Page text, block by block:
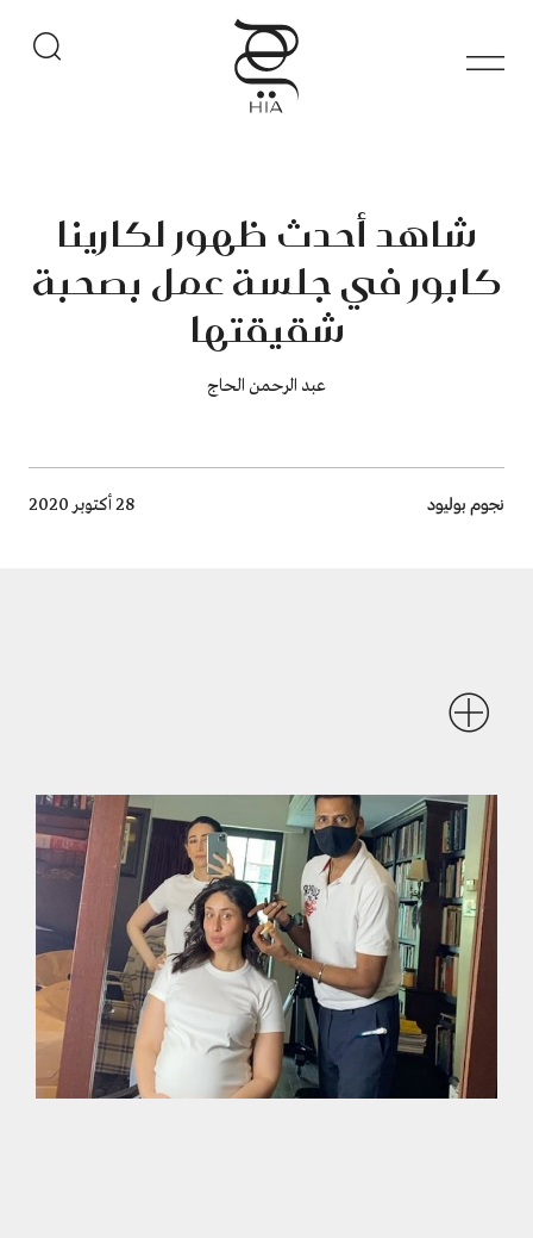
شاهد أحدث ظهور لكارينا
كابور في جلسة عمل بصحبة
شقيقتها
عبد الرحمن الحاج
Breadcrumb
نجوم بوليود